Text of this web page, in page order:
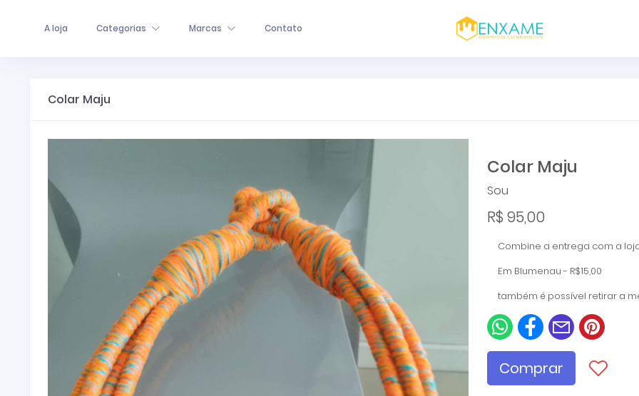
A loja Categorias Marcas Contato
Colar Maju
Colar Maju
Sou
R$ 95,00
Combine a entrega com a
Em Blumenau - R$15,00
também é possível retirar a
Comprar